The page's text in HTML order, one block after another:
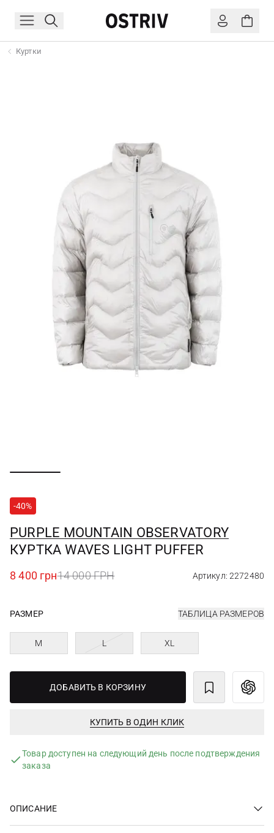
Куртки
-40%
PURPLE MOUNTAIN OBSERVATORY
КУРТКА WAVES LIGHT PUFFER
8 400 грн14 000 ГРН Артикул: 2272480
РАЗМЕР ТАБЛИЦА РАЗМЕРОВ
M L XL
ДОБАВИТЬ В КОРЗИНУ
КУПИТЬ В ОДИН КЛИК
Товар доступен на следующий день после подтверждения
заказа
ОПИСАНИЕ